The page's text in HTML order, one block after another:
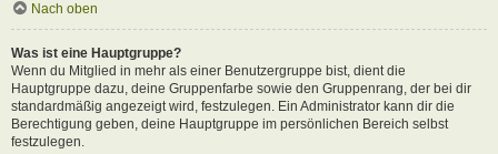
Nach oben
Was ist eine Hauptgruppe?
Wenn du Mitglied in mehr als einer Benutzergruppe bist, dient die
Hauptgruppe dazu, deine Gruppenfarbe sowie den Gruppenrang, der bei dir
standardmäßig angezeigt wird, festzulegen. Ein Administrator kann dir die
Berechtigung geben, deine Hauptgruppe im persönlichen Bereich selbst
festzulegen.